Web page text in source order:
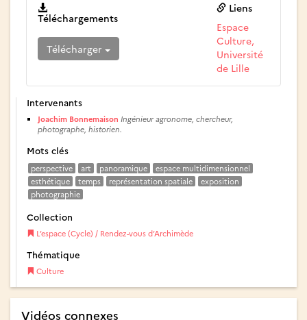
Téléchargements
Télécharger
Liens
Espace
Culture,
Université
de Lille
Intervenants
Joachim Bonnemaison Ingénieur agronome, chercheur,
photographe, historien.
Mots clés
perspective art panoramique
espace multidimensionnel
esthétique
temps représentation spatiale
exposition
photographie
Collection
L’espace (Cycle) / Rendez-vous d’Archimède
Thématique
Culture
Vidéos connexes